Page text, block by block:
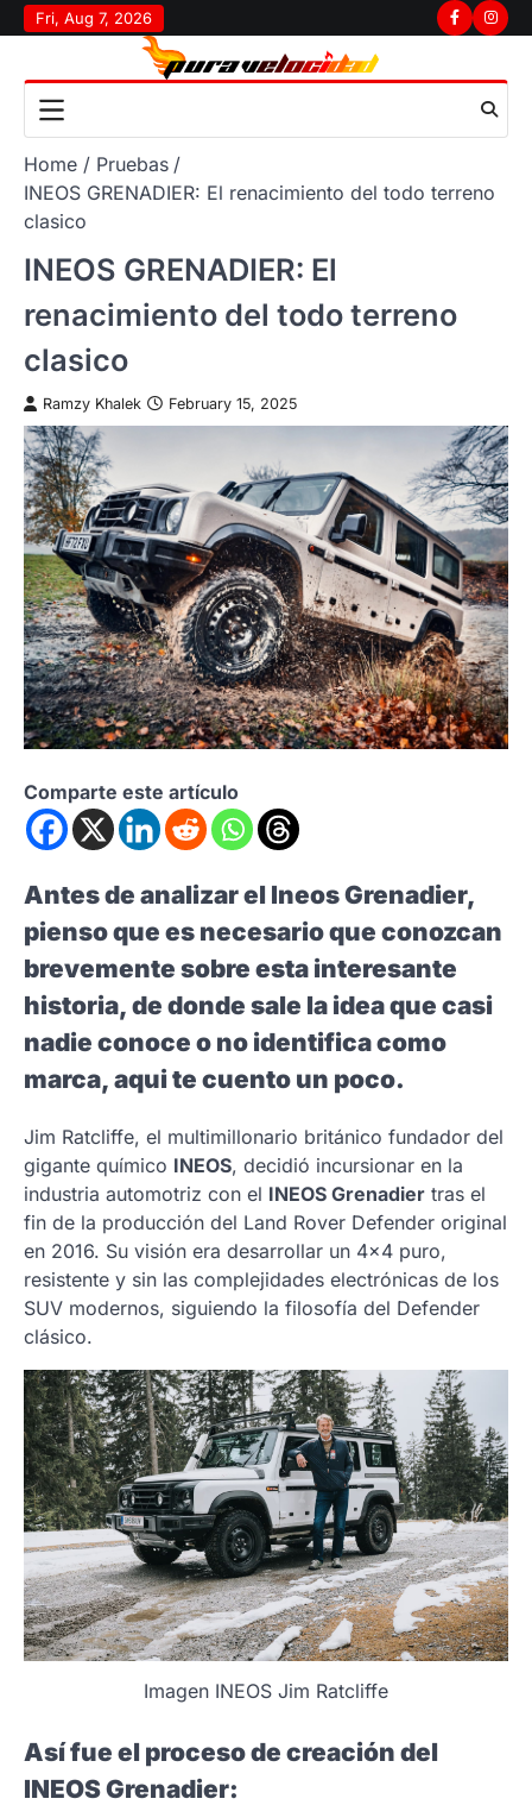
Skip
to
Fri, Aug 7, 2026 Facebook
Home
Pruebas
INEOS GRENADIER: El renacimiento del todo terreno
clasico
INEOS GRENADIER: El
renacimiento del todo terreno
clasico
Ramzy Khalek February 15, 2025
Comparte este artículo
Antes de analizar el Ineos Grenadier,
pienso que es necesario que conozcan
brevemente sobre esta interesante
historia, de donde sale la idea que casi
nadie conoce o no identifica como
marca, aqui te cuento un poco.
Jim Ratcliffe, el multimillonario británico fundador del
gigante químico INEOS, decidió incursionar en la
industria automotriz con el INEOS Grenadier tras el
fin de la producción del Land Rover Defender original
en 2016. Su visión era desarrollar un 4×4 puro,
resistente y sin las complejidades electrónicas de los
SUV modernos, siguiendo la filosofía del Defender
clásico.
Imagen INEOS Jim Ratcliffe
Así fue el proceso de creación del
INEOS Grenadier: